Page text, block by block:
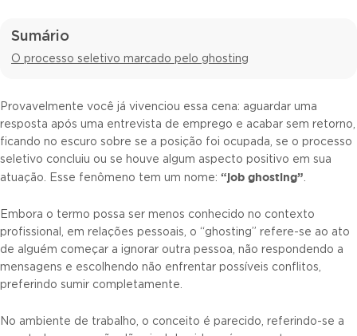
Sumário
O processo seletivo marcado pelo ghosting
Provavelmente você já vivenciou essa cena: aguardar uma
resposta após uma entrevista de emprego e acabar sem retorno,
ficando no escuro sobre se a posição foi ocupada, se o processo
seletivo concluiu ou se houve algum aspecto positivo em sua
atuação. Esse fenômeno tem um nome: “job ghosting”.
Embora o termo possa ser menos conhecido no contexto
profissional, em relações pessoais, o “ghosting” refere-se ao ato
de alguém começar a ignorar outra pessoa, não respondendo a
mensagens e escolhendo não enfrentar possíveis conflitos,
preferindo sumir completamente.
No ambiente de trabalho, o conceito é parecido, referindo-se a